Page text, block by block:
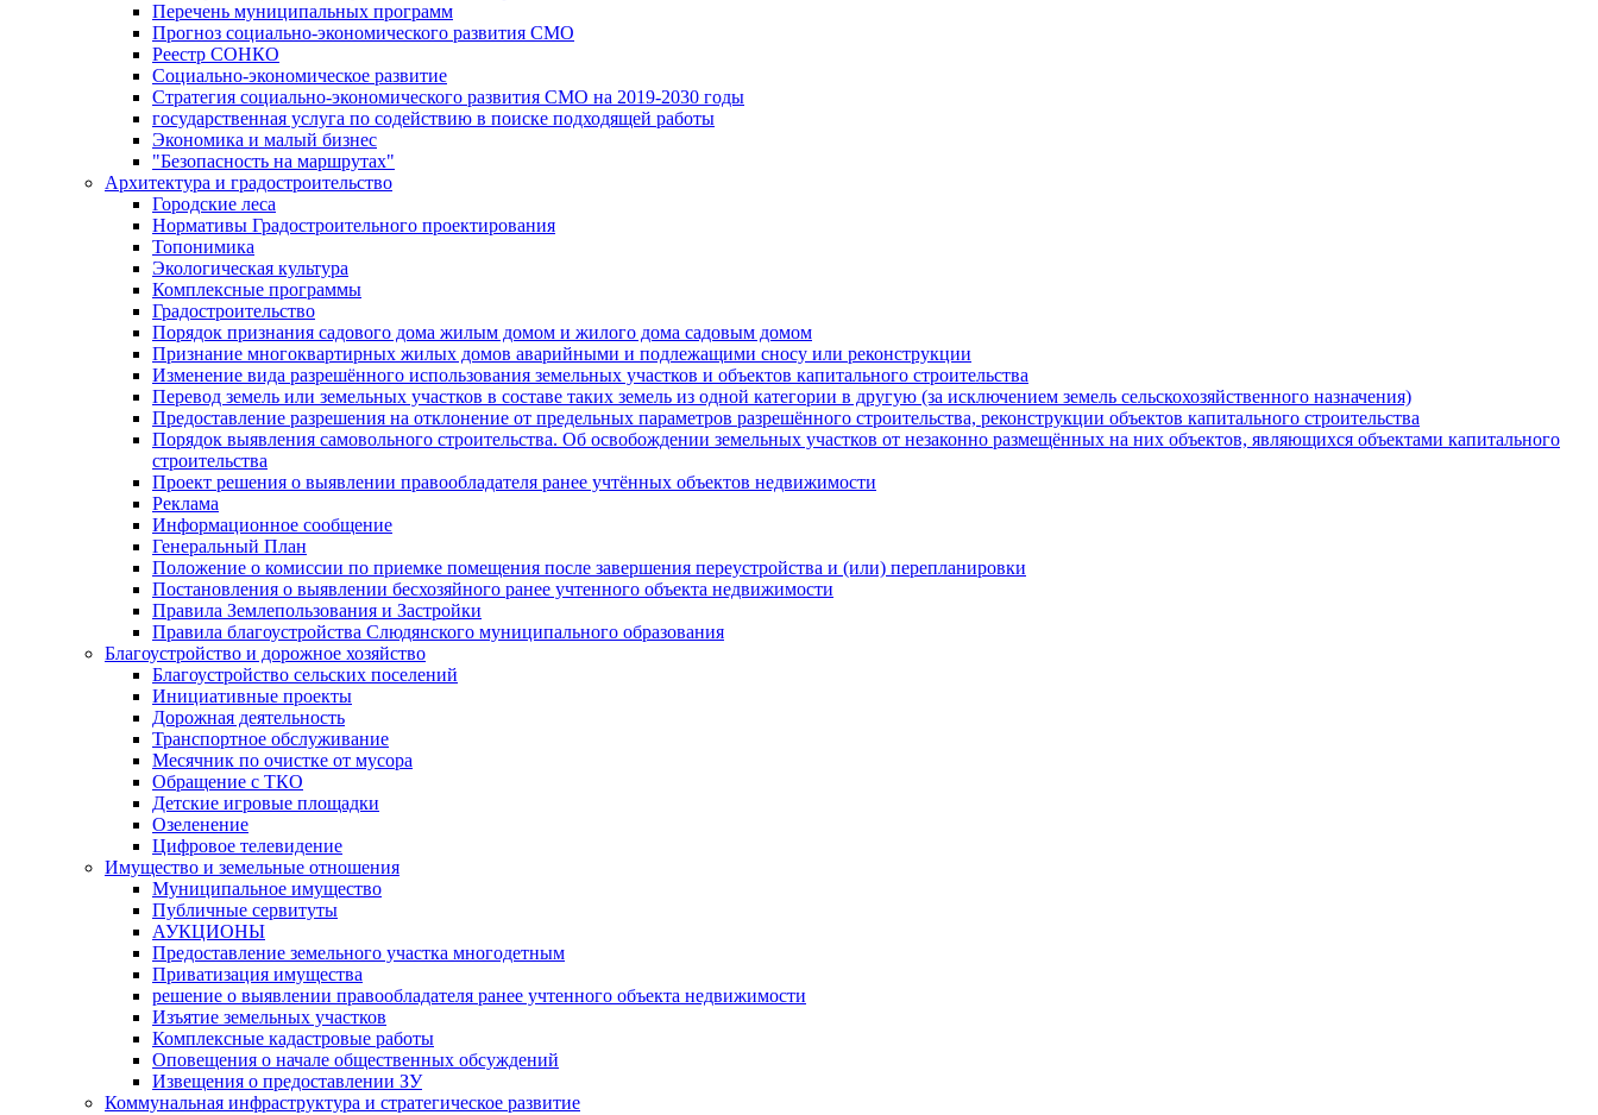
Перечень муниципальных программ
Прогноз социально-экономического развития СМО
Реестр СОНКО
Социально-экономическое развитие
Стратегия социально-экономического развития СМО на 2019-2030 годы
государственная услуга по содействию в поиске подходящей работы
Экономика и малый бизнес
"Безопасность на маршрутах"
Архитектура и градостроительство
Городские леса
Нормативы Градостроительного проектирования
Топонимика
Экологическая культура
Комплексные программы
Градостроительство
Порядок признания садового дома жилым домом и жилого дома садовым домом
Признание многоквартирных жилых домов аварийными и подлежащими сносу или реконструкции
Изменение вида разрешённого использования земельных участков и объектов капитального строительства
Перевод земель или земельных участков в составе таких земель из одной категории в другую (за исключением земель сельскохозяйственного назначения)
Предоставление разрешения на отклонение от предельных параметров разрешённого строительства, реконструкции объектов капитального строительства
Порядок выявления самовольного строительства. Об освобождении земельных участков от незаконно размещённых на них объектов, являющихся объектами капитального
строительства
Проект решения о выявлении правообладателя ранее учтённых объектов недвижимости
Реклама
Информационное сообщение
Генеральный План
Положение о комиссии по приемке помещения после завершения переустройства и (или) перепланировки
Постановления о выявлении бесхозяйного ранее учтенного объекта недвижимости
Правила Землепользования и Застройки
Правила благоустройства Слюдянского муниципального образования
Благоустройство и дорожное хозяйство
Благоустройство сельских поселений
Инициативные проекты
Дорожная деятельность
Транспортное обслуживание
Месячник по очистке от мусора
Обращение с ТКО
Детские игровые площадки
Озеленение
Цифровое телевидение
Имущество и земельные отношения
Муниципальное имущество
Публичные сервитуты
АУКЦИОНЫ
Предоставление земельного участка многодетным
Приватизация имущества
решение о выявлении правообладателя ранее учтенного объекта недвижимости
Изъятие земельных участков
Комплексные кадастровые работы
Оповещения о начале общественных обсуждений
Извещения о предоставлении ЗУ
Коммунальная инфраструктура и стратегическое развитие